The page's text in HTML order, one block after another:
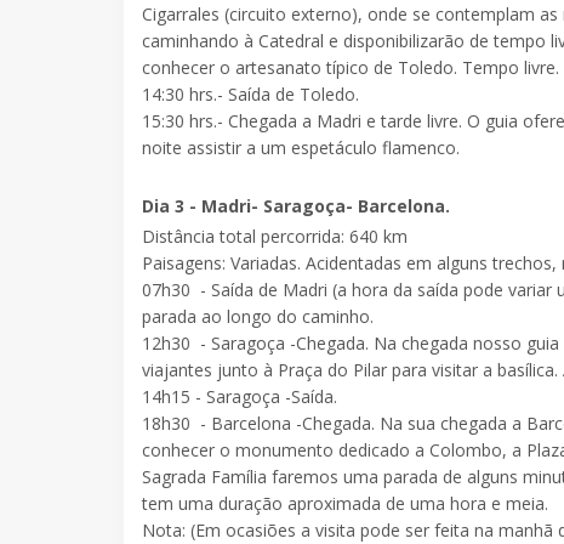
Cigarrales (circuito externo), onde se contemplam
caminhando à Catedral e disponibilizarão de tempo
conhecer o artesanato típico de Toledo. Tempo
14:30 hrs.- Saída de Toledo.
15:30 hrs.- Chegada a Madri e tarde livre. O guia
noite assistir a um espetáculo flamenco.
Dia 3 - Madri- Saragoça- Barcelona.
Distância total percorrida: 640 km
Paisagens: Variadas. Acidentadas em alguns
07h30 - Saída de Madri (a hora da saída pode
parada ao longo do caminho.
12h30 - Saragoça -Chegada. Na chegada nosso
viajantes junto à Praça do Pilar para visitar a
14h15 - Saragoça -Saída.
18h30 - Barcelona -Chegada. Na sua chegada a
conhecer o monumento dedicado a Colombo, a
Sagrada Família faremos uma parada de alguns
tem uma duração aproximada de uma hora e meia.
Nota: (Em ocasiões a visita pode ser feita na manhã